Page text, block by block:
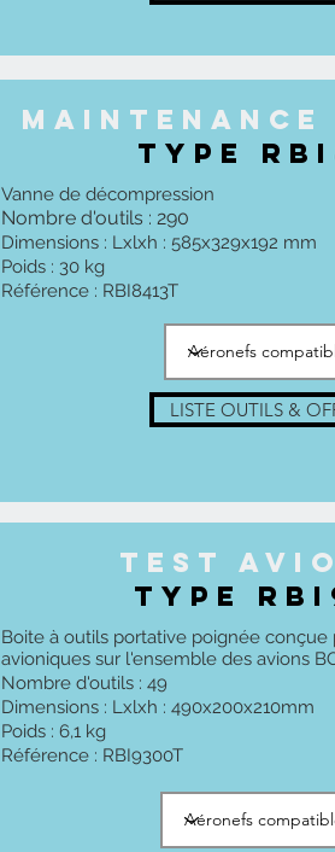
maintenance
TYPE
Vanne de décompression
Nombre d'outils : 290
Dimensions : Lxlxh : 585x329x192 mm
Poids : 30 kg
Référence : RBI8413T
LISTE OUTILS &
test
TYPE
Boite à outils portative poignée conçue
avioniques sur l'ensemble des avions
Nombre d'outils : 49
Dimensions : Lxlxh : 490x200x210mm
Poids : 6,1 kg
Référence : RBI9300T